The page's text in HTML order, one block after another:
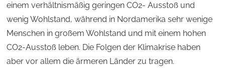
einem verhältnismäßig geringen CO2- Ausstoß und
wenig Wohlstand, während in Nordamerika sehr wenige
Menschen in großem Wohlstand und mit einem hohen
CO2-Ausstoß leben. Die Folgen der Klimakrise haben
aber vor allem die ärmeren Länder zu tragen.